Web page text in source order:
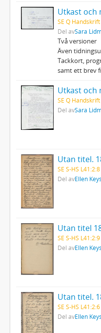
SE Q
Del avSara
Två versioner
Även
Tackkort,
samt ett brev
SE Q
Del avSara
Utan titel.
SE S-HS L41:2:8
Del avEllen
Utan titel
SE S-HS L41:2:9
Del avEllen
Utan titel.
SE S-HS L41:2:6
Del avEllen